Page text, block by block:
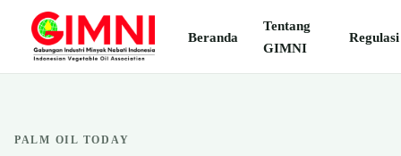
Beranda
Tentang
GIMNI
Regulasi
PALM OIL TODAY